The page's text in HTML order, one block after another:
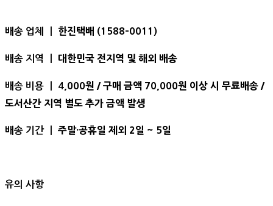
배송 업체 ㅣ 한진택배 (1588-0011)
배송 지역 ㅣ 대한민국 전지역 및 해외 배송
배송 비용 ㅣ 4 ,000원 / 구매 금액 70,000원 이상 시 무료배송 /
도서산간 지역 별도 추가 금액 발생
배송 기간 ㅣ 주말·공휴일 제외 2일 ~ 5일
유의 사항